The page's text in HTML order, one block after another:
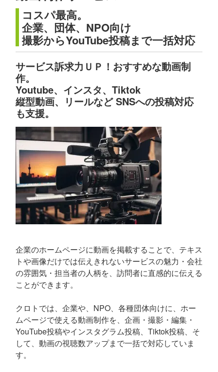
コスパ最高。
企業、団体、NPO向け
撮影からYouTube投稿まで一括対応
サービス訴求力ＵＰ！おすすめな動画制
作。
Youtube、インスタ、Tiktok
縦型動画、リールなど SNSへの投稿対応
も支援。
企業のホームページに動画を掲載することで、テキス
トや画像だけでは伝えきれないサービスの魅力・会社
の雰囲気・担当者の人柄を、訪問者に直感的に伝える
ことができます。
クロトでは、企業や、NPO、各種団体向けに、ホー
ムページで使える動画制作を、企画・撮影・編集・
YouTube投稿やインスタグラム投稿、Tiktok投稿、そ
して、動画の視聴数アップまで一括で対応していま
す。